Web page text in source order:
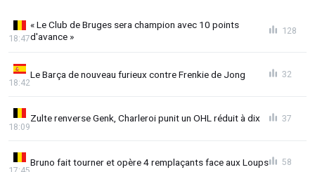
« Le Club de Bruges sera champion avec 10 points
d'avance »
18:47
128
Le Barça de nouveau furieux contre Frenkie de Jong
18:42
32
Zulte renverse Genk, Charleroi punit un OHL réduit à dix
18:09
37
Bruno fait tourner et opère 4 remplaçants face aux Loups 58